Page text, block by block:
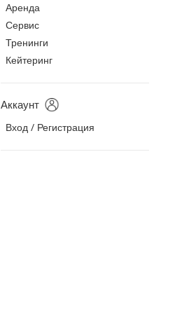
Аренда
Сервис
Тренинги
Кейтеринг
Аккаунт
Вход / Регистрация